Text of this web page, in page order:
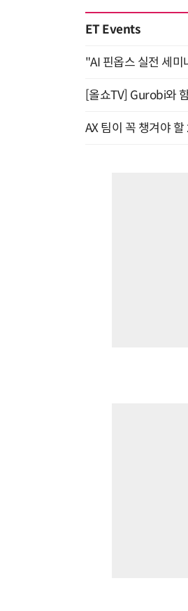
ET Events
"AI 핀옵스 실전 세미
[올쇼TV] Gurobi와
AX 팀이 꼭 챙겨야